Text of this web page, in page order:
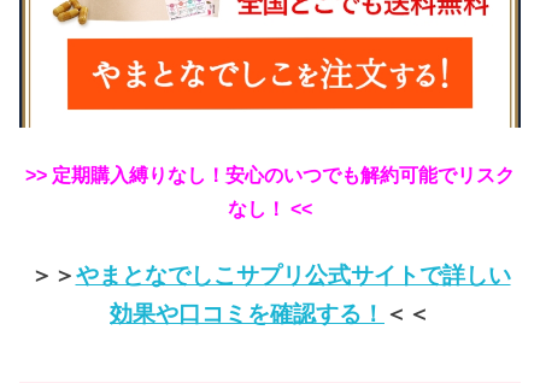
>> 定期購入縛りなし！安心のいつでも解約可能でリスク
なし！ <<
＞＞やまとなでしこサプリ公式サイトで詳しい
効果や口コミを確認する！ ＜＜